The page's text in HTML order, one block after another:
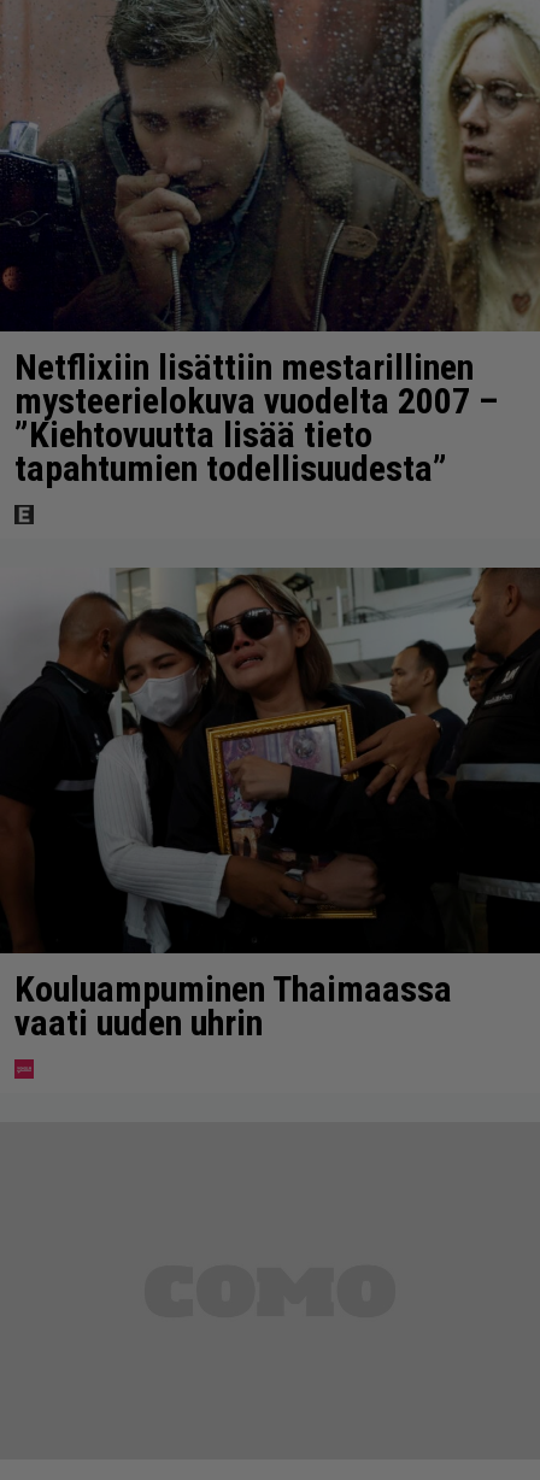
Netflixiin lisättiin mestarillinen
mysteerielokuva vuodelta 2007 –
”Kiehtovuutta lisää tieto
tapahtumien todellisuudesta”
Kouluampuminen Thaimaassa
vaati uuden uhrin